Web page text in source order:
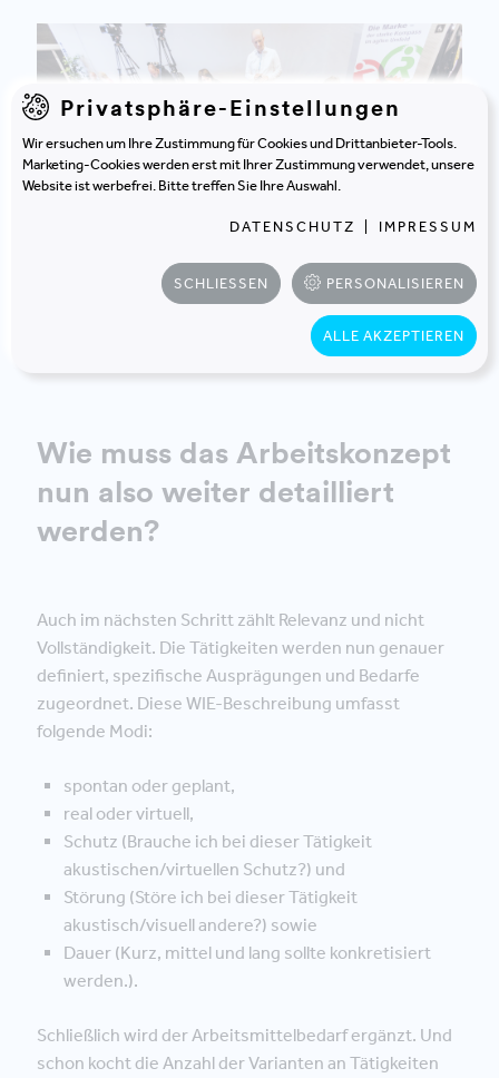
DURCH DIE GEMEINSAME REFLEXION DER BEGRIFFE WIRD IM
UNTERNEHMEN BINDUNG ZUM PROJEKT ERZEUGT – DAS
STRÄKT DIE AKZEPTANZ BEI DEN MITARBEITER_INNEN. ©
Wie muss das Arbeitskonzept
nun also weiter detailliert
werden?
Auch im nächsten Schritt zählt Relevanz und nicht
Vollständigkeit. Die Tätigkeiten werden nun genauer
definiert, spezifische Ausprägungen und Bedarfe
zugeordnet. Diese WIE-Beschreibung umfasst
folgende Modi:
spontan oder geplant,
real oder virtuell,
Schutz (Brauche ich bei dieser Tätigkeit
akustischen/virtuellen Schutz?) und
Störung (Störe ich bei dieser Tätigkeit
akustisch/visuell andere?) sowie
Dauer (Kurz, mittel und lang sollte konkretisiert
werden.).
Schließlich wird der Arbeitsmittelbedarf ergänzt. Und
schon kocht die Anzahl der Varianten an Tätigkeiten
Privatsphäre-Einstellungen
Wir ersuchen um Ihre Zustimmung für Cookies und Drittanbieter-Tools.
Marketing-Cookies werden erst mit Ihrer Zustimmung verwendet, unsere
Website ist werbefrei. Bitte treffen Sie Ihre Auswahl.
DATENSCHUTZ IMPRESSUM
SCHLIESSEN PERSONALISIEREN
ALLE AKZEPTIEREN